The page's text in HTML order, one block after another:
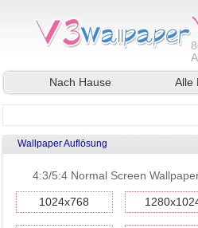
Nach Hause
Alle
Wallpaper Auflösung
4:3/5:4 Normal Screen
1024x768